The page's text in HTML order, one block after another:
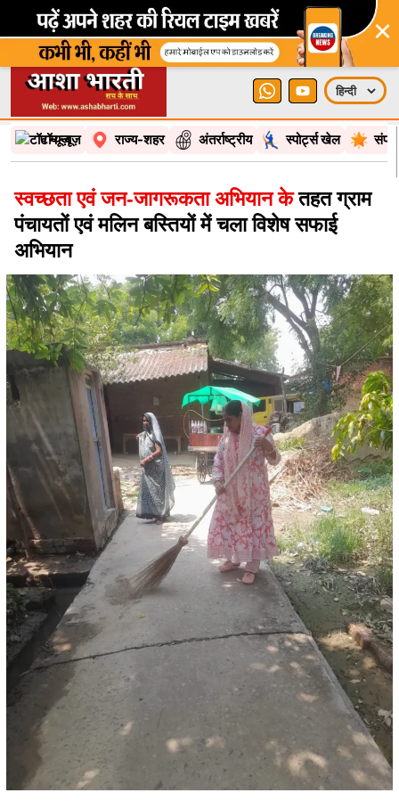
×
टॉप न्यूज़ राज्य-शहर अंतर्राष्ट्रीय स्पोर्ट्स खेल
स्वच्छता एवं जन-जागरूकता अभियान केतहत ग्राम
पंचायतों एवं मलिन बस्तियों में चला विशेष सफाई
अभियान